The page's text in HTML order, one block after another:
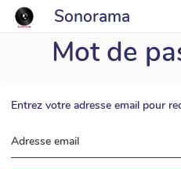
Sonorama
Mot de
Entrez votre adresse email pour
Adresse email